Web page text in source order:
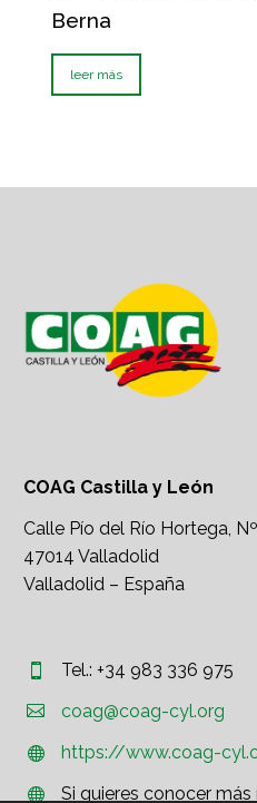
Berna
leer más
COAG Castilla y León
Calle Pío del Río Hortega,
47014 Valladolid
Valladolid – España

 Tel.: +34 983 336 975

 coag@coag-cyl.org

 https://www.coag-

 Si quieres conocer